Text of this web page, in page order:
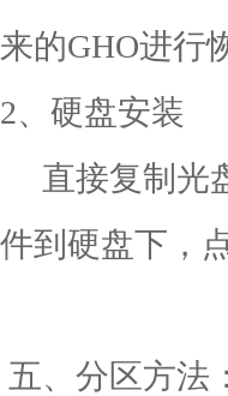
来的GHO进行
2、硬盘安装
直接复制光
件到硬盘下，
五、分区方法：